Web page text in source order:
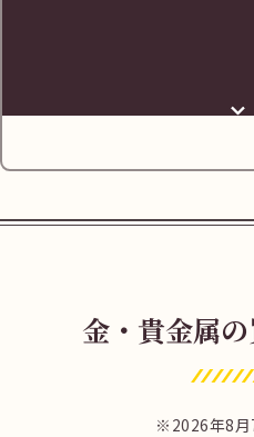
金・貴金属
2026年8